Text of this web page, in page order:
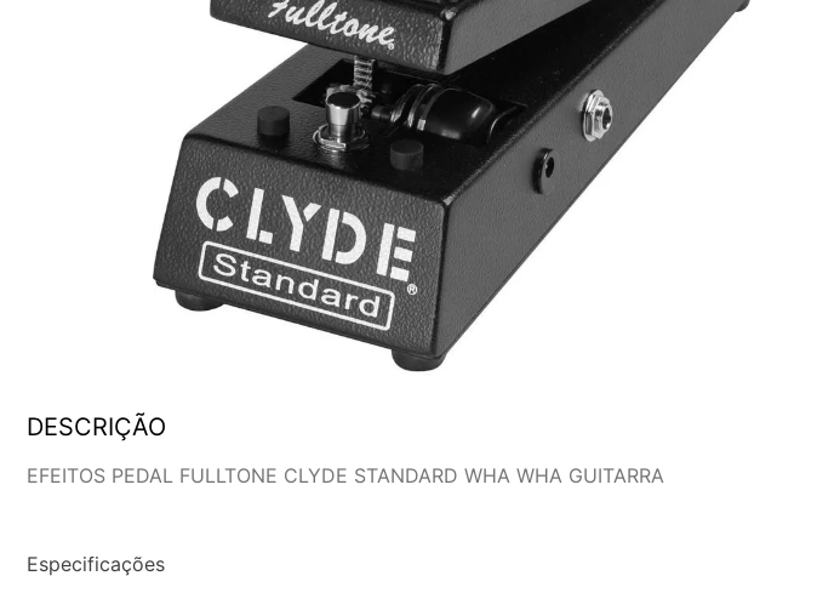
DESCRIÇÃO
EFEITOS PEDAL FULLTONE CLYDE STANDARD WHA WHA GUITARRA
Especificações